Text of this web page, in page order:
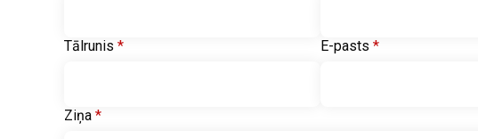
Tālrunis * E-pasts *
Ziņa *